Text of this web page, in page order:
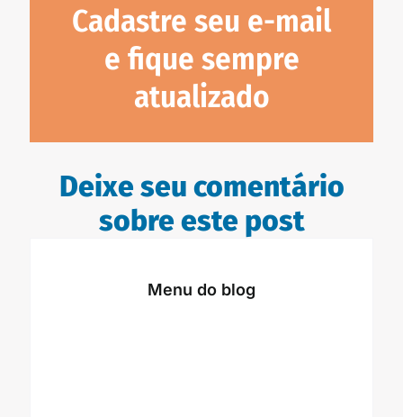
Cadastre seu e-mail
e fique sempre
atualizado
Deixe seu comentário
sobre este post
Menu do blog